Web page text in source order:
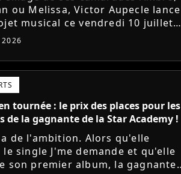
ou Melissa, Victor Aupecle lance
musical ce vendredi 10 juillet
parution du single Je fais de mon
Le demi-finaliste...
tournée : le prix des places pour les
de la gagnante de la Star Academy !
de l'ambition. Alors qu'elle
single J'me demande et qu'elle
son premier album, la gagnante